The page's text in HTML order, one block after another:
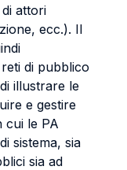
attori
ecc.). Il
di pubblico
illustrare le
e gestire
cui le PA
sistema, sia
sia ad